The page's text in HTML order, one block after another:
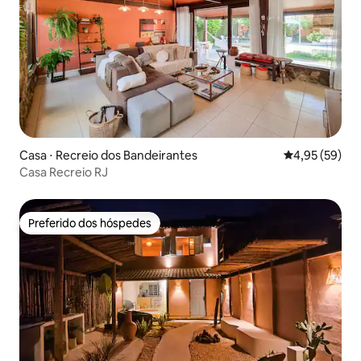
Casa ⋅ Recreio dos Bandeirantes 4,95 de uma
4,95 (59)
Casa Recreio RJ
Preferido dos hóspedes
Preferido dos hóspedes